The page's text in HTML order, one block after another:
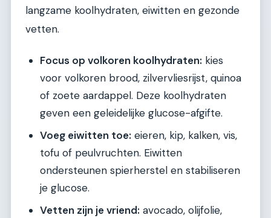
langzame koolhydraten, eiwitten en gezonde
vetten.
Focus op volkoren koolhydraten: kies
voor volkoren brood, zilvervliesrijst, quinoa
of zoete aardappel. Deze koolhydraten
geven een geleidelijke glucose-afgifte.
Voeg eiwitten toe: eieren, kip, kalken, vis,
tofu of peulvruchten. Eiwitten
ondersteunen spierherstel en stabiliseren
je glucose.
Vetten zijn je vriend: avocado, olijfolie,